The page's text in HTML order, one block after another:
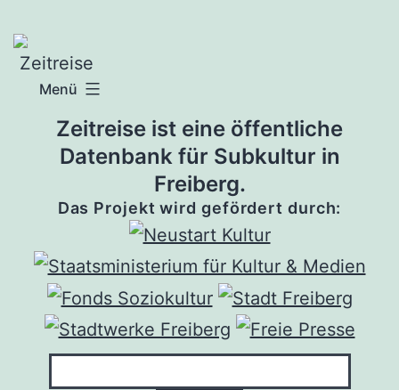
Inhalt
springen
Menü
Zeitreise ist eine öffentliche
Datenbank für Subkultur in
Freiberg.
Das Projekt wird gefördert durch: